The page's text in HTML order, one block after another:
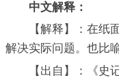
中文解释：
【解释】：在纸面
解决实际问题。也比
【出自】：《史记